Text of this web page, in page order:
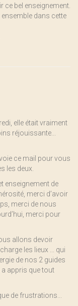
ce bel enseignement.
dans cette
elle était vraiment
réjouissante...
ce mail pour vous
les deux.
enseignement de
merci d’avoir
merci de nous
merci pour
allons devoir
les lieux ... qui
de nos 2 guides
appris que tout
de frustrations...